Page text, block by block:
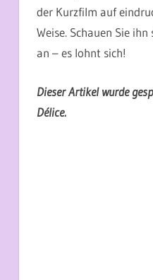
der Kurzfilm auf
Weise. Schauen Sie
an – es lohnt sich!
Dieser Artikel wurde
Délice.